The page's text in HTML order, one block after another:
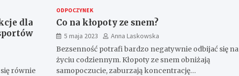
dla
równie
ODPOCZYNEK
Co na kłopoty ze snem?
5 maja 2023
Anna Laskowska
Bezsenność potrafi bardzo negatywnie odbijać się na
życiu codziennym. Kłopoty ze snem obniżają
samopoczucie, zaburzają koncentrację…